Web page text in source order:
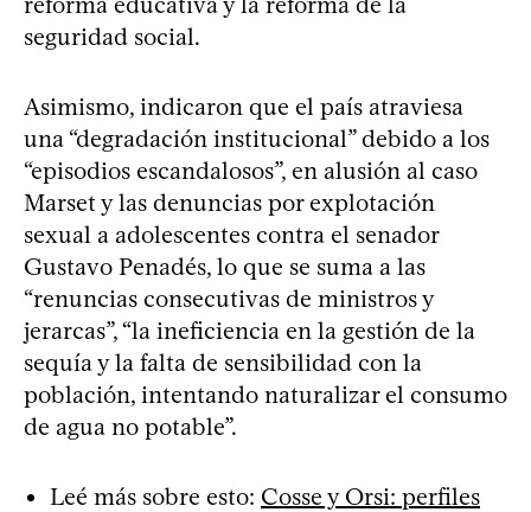
seguridad social.
Asimismo, indicaron que el país atraviesa
una “degradación institucional” debido a los
“episodios escandalosos”, en alusión al caso
Marset y las denuncias por explotación
sexual a adolescentes contra el senador
Gustavo Penadés, lo que se suma a las
“renuncias consecutivas de ministros y
jerarcas”, “la ineficiencia en la gestión de la
sequía y la falta de sensibilidad con la
población, intentando naturalizar el consumo
de agua no potable”.
Leé más sobre esto: Cosse y Orsi: perfiles